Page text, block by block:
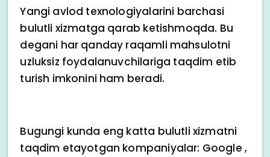
Yangi avlod texnologiyalarini barchasi
bulutli xizmatga qarab ketishmoqda. Bu
degani har qanday raqamli mahsulotni
uzluksiz foydalanuvchilariga taqdim etib
turish imkonini ham beradi.
Bugungi kunda eng katta bulutli xizmatni
taqdim etayotgan kompaniyalar: Google ,